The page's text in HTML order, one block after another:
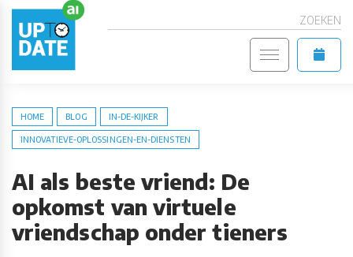
ZOEKEN
HOME BLOG IN-DE-KIJKER
INNOVATIEVE-OPLOSSINGEN-EN-DIENSTEN
AI als beste vriend: De
opkomst van virtuele
vriendschap onder tieners